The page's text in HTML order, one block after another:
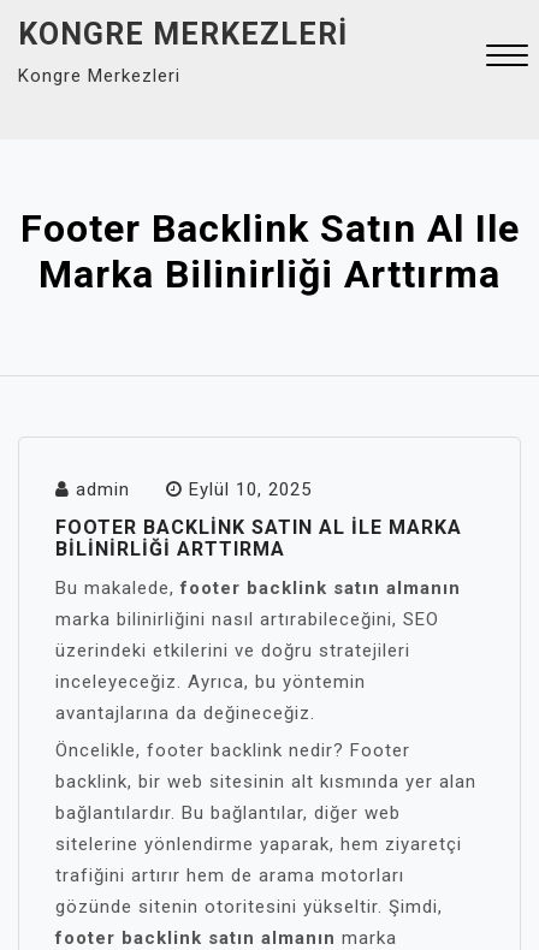
content
KONGRE MERKEZLERI
Kongre Merkezleri
Footer Backlink Satın Al Ile
Marka Bilinirliği Arttırma
admin Eylül 10, 2025
FOOTER BACKLINK SATIN AL ILE MARKA
BILINIRLIĞI ARTTIRMA
Bu makalede,footer backlink satın almanın
marka bilinirliğini nasıl artırabileceğini, SEO
üzerindeki etkilerini ve doğru stratejileri
inceleyeceğiz. Ayrıca, bu yöntemin
avantajlarına da değineceğiz.
Öncelikle, footer backlink nedir? Footer
backlink, bir web sitesinin alt kısmında yer alan
bağlantılardır. Bu bağlantılar, diğer web
sitelerine yönlendirme yaparak, hem ziyaretçi
trafiğini artırır hem de arama motorları
gözünde sitenin otoritesini yükseltir. Şimdi,
footer backlink satın almanın marka